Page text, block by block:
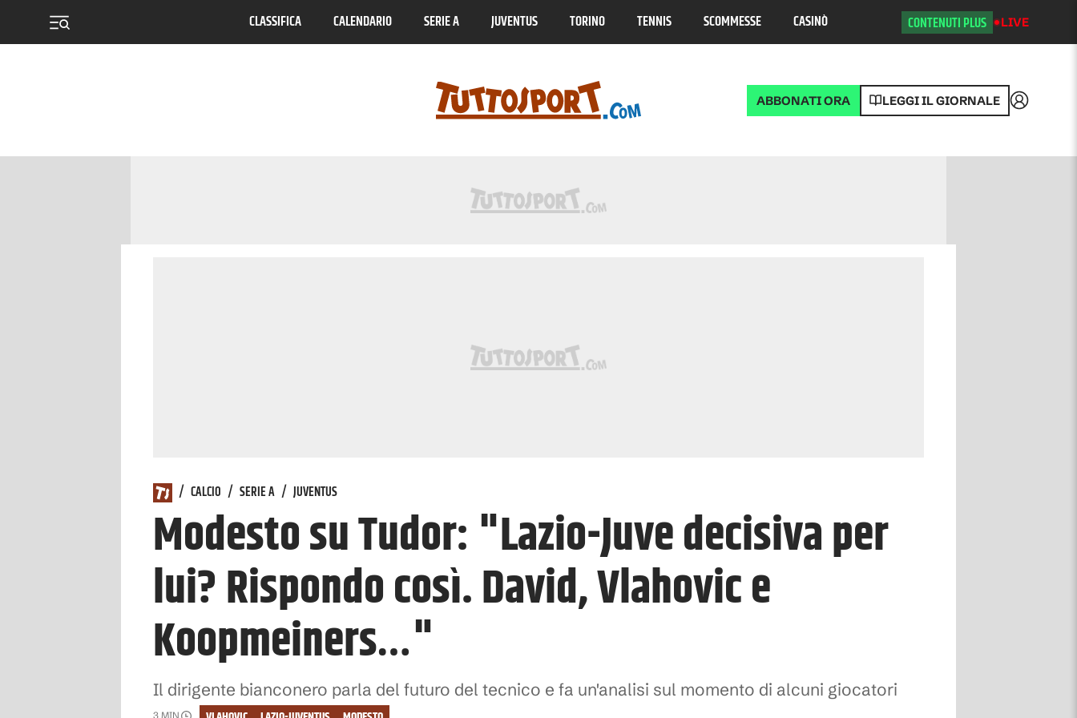
CLASSIFICA CALENDARIO SERIE A JUVENTUS TORINO TENNIS SCOMMESSE CASINÒ CONTENUTI PLUS LIVE
ABBONATI ORA LEGGI IL GIORNALE Accedi
/ CALCIO / SERIE A / JUVENTUS
Modesto su Tudor: "Lazio-Juve decisiva per
lui? Rispondo così. David, Vlahovic e
Koopmeiners…"
Il dirigente bianconero parla del futuro del tecnico e fa un'analisi sul momento di alcuni giocatori
3 MIN